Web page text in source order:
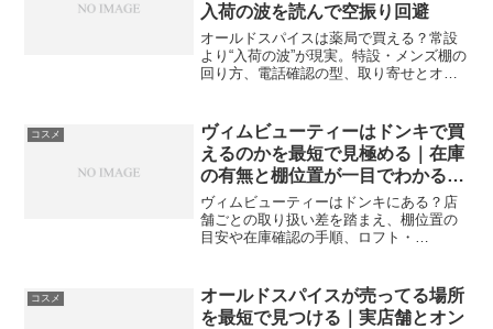
入荷の波を読んで空振り回避
オールドスパイスは薬局で買える？常設
より“入荷の波”が現実。特設・メンズ棚の
回り方、電話確認の型、取り寄せとオン
コスメ
ヴィムビューティーはドンキで買
えるのかを最短で見極める｜在庫
の有無と棚位置が一目でわかるチ
ェック法
ヴィムビューティーはドンキにある？店
舗ごとの取り扱い差を踏まえ、棚位置の
目安や在庫確認の手順、ロフト・
付き。
コスメ
オールドスパイスが売ってる場所
を最短で見つける｜実店舗とオン